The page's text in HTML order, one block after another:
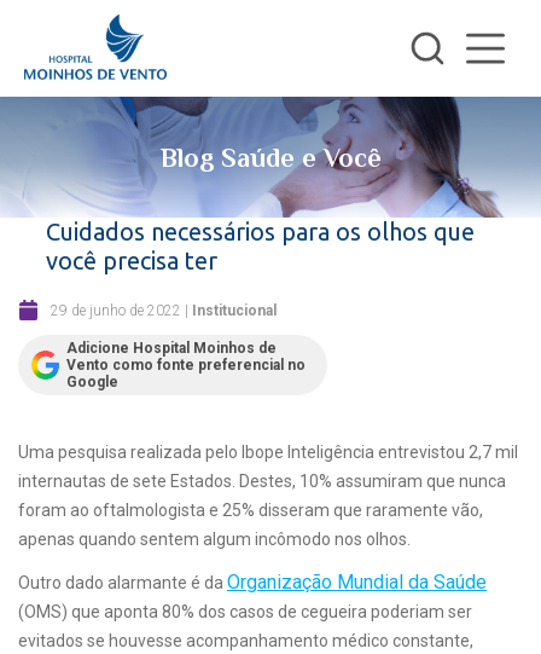
Blog Saúde e Você
Cuidados necessários para os olhos que
você precisa ter
29 de junho de 2022 | Institucional
Adicione Hospital Moinhos de
Vento como fonte preferencial no
Google
Uma pesquisa realizada pelo Ibope Inteligência entrevistou 2,7 mil
internautas de sete Estados. Destes, 10% assumiram que nunca
foram ao oftalmologista e 25% disseram que raramente vão,
apenas quando sentem algum incômodo nos olhos.
Outro dado alarmante é da Organização Mundial da Saúde
(OMS) que aponta 80% dos casos de cegueira poderiam ser
evitados se houvesse acompanhamento médico constante,